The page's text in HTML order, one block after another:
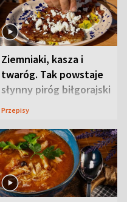
Ziemniaki, kasza i
twaróg. Tak powstaje
słynny piróg biłgorajski
Przepisy